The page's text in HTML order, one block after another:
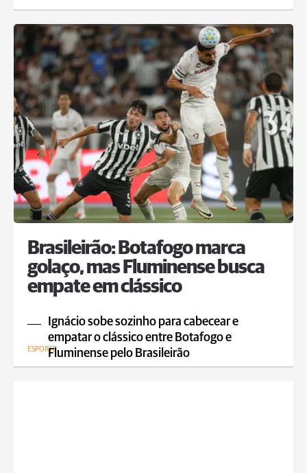
Brasileirão: Botafogo marca
golaço, mas Fluminense busca
empate em clássico
Ignácio sobe sozinho para cabecear e
empatar o clássico entre Botafogo e
Fluminense pelo Brasileirão
ESPORTE